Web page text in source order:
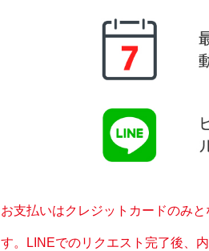
お支払いはクレジットカードのみ
す。LINEでのリクエスト完了後、